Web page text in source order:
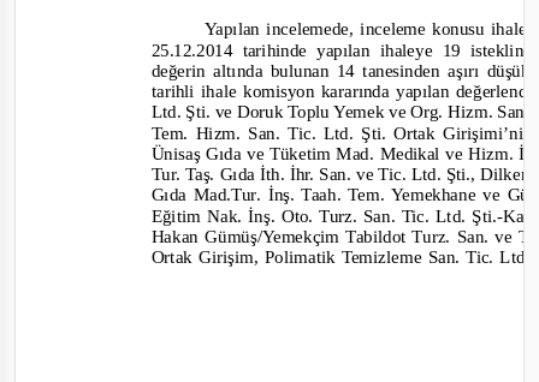
Yapılan incelemede, inceleme konusu
25.12.2014 tarihinde yapılan ihaleye 19
değerin altında bulunan 14 tanesinden aşırı
tarihli ihale komisyon kararında yapılan
Ltd. Şti. ve Doruk Toplu Yemek ve Org. Hizm. San.
Tem. Hizm. San. Tic. Ltd. Şti. Ortak Girişimi’nin
Ünisaş Gıda ve Tüketim Mad. Medikal ve Hizm.
Tur. Taş. Gıda İth. İhr. San. ve Tic. Ltd. Şti.,
Gıda Mad.Tur. İnş. Taah. Tem. Yemekhane ve
Eğitim Nak. İnş. Oto. Turz. San. Tic. Ltd. Şti.-
Hakan Gümüş/Yemekçim Tabildot Turz. San. ve
Ortak Girişim, Polimatik Temizleme San. Tic.